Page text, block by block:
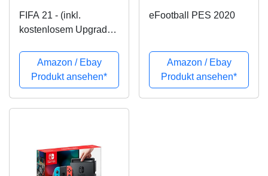
FIFA 21 - (inkl.
kostenlosem Upgrade
[Xbox One]
Amazon / Ebay
Produkt ansehen*
eFootball PES 2020
Amazon / Ebay
Produkt ansehen*